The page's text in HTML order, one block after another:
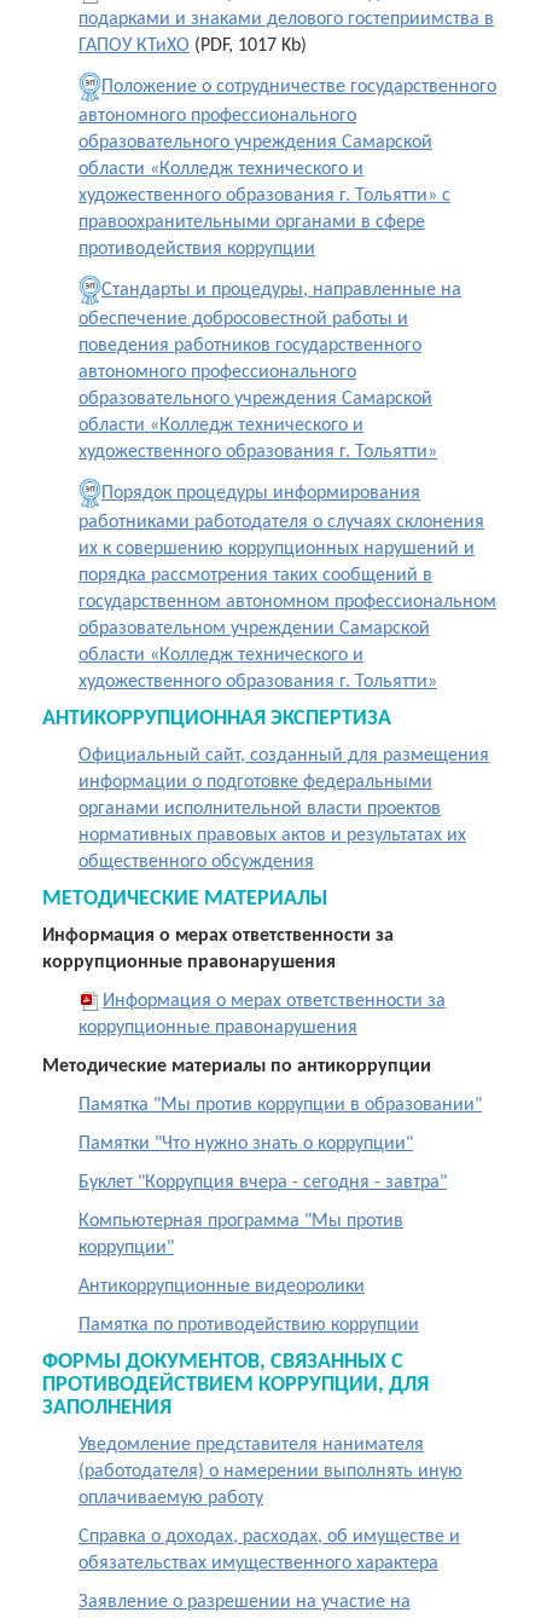
подарками и знаками делового гостеприимства в
ГАПОУ КТиХО (PDF, 1017 Kb)
Положение о сотрудничестве государственного
автономного профессионального
образовательного учреждения Самарской
области «Колледж технического и
художественного образования г. Тольятти» с
правоохранительными органами в сфере
противодействия коррупции
Стандарты и процедуры, направленные на
обеспечение добросовестной работы и
поведения работников государственного
автономного профессионального
образовательного учреждения Самарской
области «Колледж технического и
художественного образования г. Тольятти»
Порядок процедуры информирования
работниками работодателя о случаях склонения
их к совершению коррупционных нарушений и
порядка рассмотрения таких сообщений в
государственном автономном профессиональном
образовательном учреждении Самарской
области «Колледж технического и
художественного образования г. Тольятти»
АНТИКОРРУПЦИОННАЯ ЭКСПЕРТИЗА
Официальный сайт, созданный для размещения
информации о подготовке федеральными
органами исполнительной власти проектов
нормативных правовых актов и результатах их
общественного обсуждения
МЕТОДИЧЕСКИЕ МАТЕРИАЛЫ
Информация о мерах ответственности за
коррупционные правонарушения
Информация о мерах ответственности за
коррупционные правонарушения
Методические материалы по антикоррупции
Памятка "Мы против коррупции в образовании"
Памятки "Что нужно знать о коррупции"
Буклет "Коррупция вчера - сегодня - завтра"
Компьютерная программа "Мы против
коррупции"
Антикоррупционные видеоролики
Памятка по противодействию коррупции
ФОРМЫ ДОКУМЕНТОВ, СВЯЗАННЫХ С
ПРОТИВОДЕЙСТВИЕМ КОРРУПЦИИ, ДЛЯ
ЗАПОЛНЕНИЯ
Уведомление представителя нанимателя
(работодателя) о намерении выполнять иную
оплачиваемую работу
Справка о доходах, расходах, об имуществе и
обязательствах имущественного характера
Заявление о разрешении на участие на